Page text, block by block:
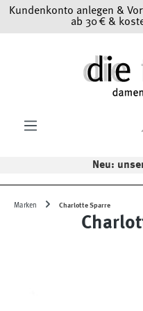
Zum Hauptinhalt springen
Kundenkonto anlegen &
ab 30 € &
Neu:
Marken Charlotte Sparre